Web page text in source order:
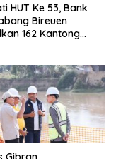
HUT Ke 53, Bank
Bireuen
162 Kantong